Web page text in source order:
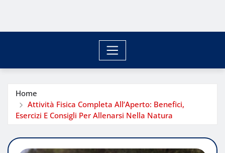
Home
Attività Fisica Completa All’Aperto: Benefici,
Esercizi E Consigli Per Allenarsi Nella Natura